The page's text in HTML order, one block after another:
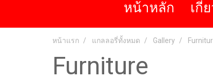
หน้าหลัก เกี่
หน้าแรก แกลลอรี่ทั้งหมด Gallery
Furniture